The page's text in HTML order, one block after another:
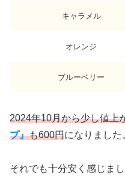
キャラメル
オレンジ
ブルーベリー
2024年10月から少し値上
プ』も600円になりました
それでも十分安く感じまし